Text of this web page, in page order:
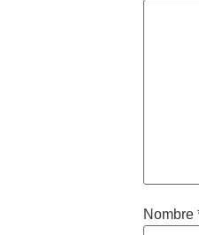
Nombre